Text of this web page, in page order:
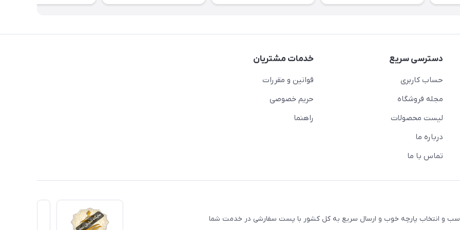
دسترسی سریع
حساب کاربری
مجله فروشگاه
لیست محصولات
درباره ما
تماس با ما
خدمات مشتریان
قوانین و مقررات
حریم خصوصی
راهنما
با قیمت های مناسب و انتخاب پارچه خوب و ارسال سریع به کل کشور با پست سفارشی در خدمت شما